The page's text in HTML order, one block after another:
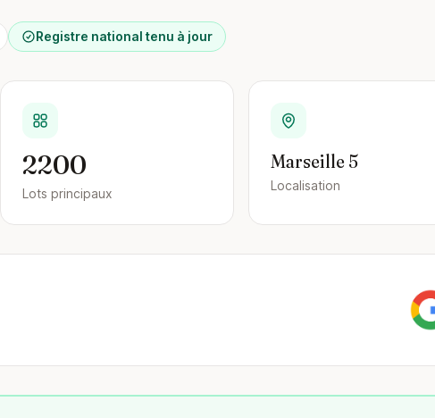
Registre national tenu à jour
2200
Lots principaux
Marseille 5
Localisation